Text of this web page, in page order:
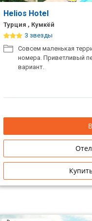
Helios Hotel
Турция , Кумкёй
3 звезды
Совсем маленькая
номера. Приветливый
вариант.